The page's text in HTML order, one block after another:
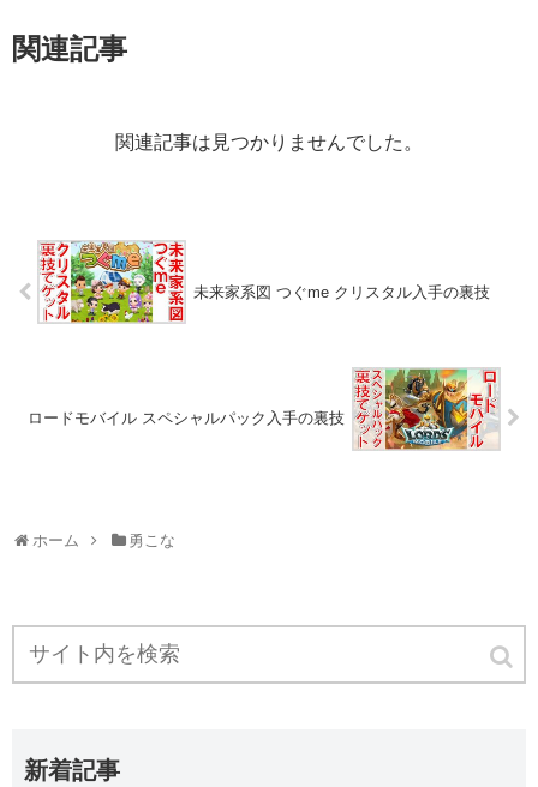
関連記事
関連記事は見つかりませんでした。
未来家系図 つぐme クリスタル入手の裏技
ロードモバイル スペシャルパック入手の裏技
ホーム 勇こな
新着記事